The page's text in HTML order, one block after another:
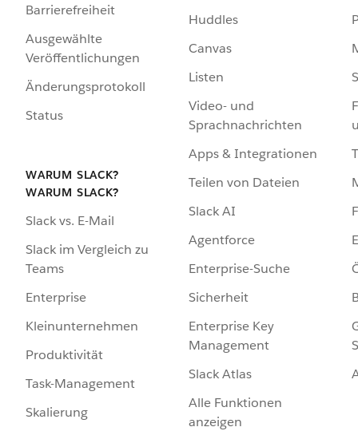
Barrierefreiheit
Ausgewählte
Veröffentlichungen
Änderungsprotokoll
Status
WARUM SLACK?
WARUM SLACK?
Slack vs. E-Mail
Slack im Vergleich zu
Teams
Enterprise
Kleinunternehmen
Produktivität
Task-Management
Skalierung
Huddles
Canvas
Listen
Video- und
Sprachnachrichten
Apps & Integrationen
Teilen von Dateien
Slack AI
Agentforce
Enterprise-Suche
Sicherheit
Enterprise Key
Management
Slack Atlas
Alle Funktionen
anzeigen